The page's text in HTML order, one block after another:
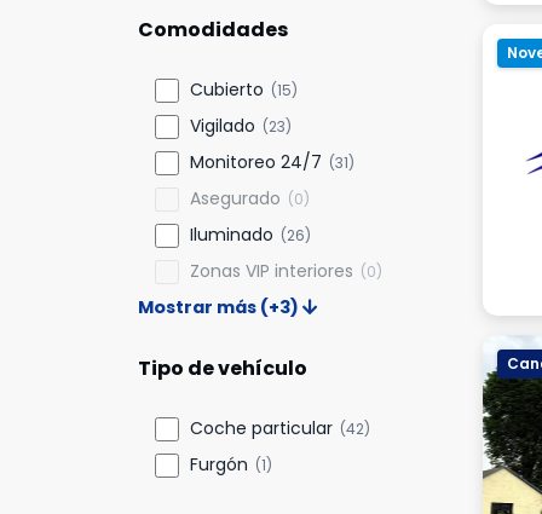
Comodidades
Cubierto (15)
Vigilado (23)
Monitoreo 24/7 (31)
Asegurado (0)
Iluminado (26)
Zonas VIP interiores (0)
Mostrar más (+3)
Tipo de vehículo
Coche particular (42)
Furgón (1)